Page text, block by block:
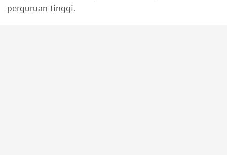
perguruan tinggi.